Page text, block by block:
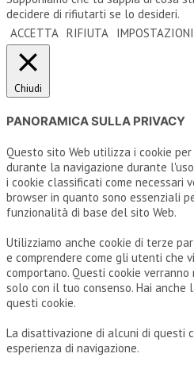
decidere di rifiutarti se lo desideri.
ACCETTA RIFIUTA IMPOSTAZIONI
Chiudi
PANORAMICA SULLA PRIVACY
Questo sito Web utilizza i cookie
durante la navigazione durante
i cookie classificati come necessari
browser in quanto sono essenziali
funzionalità di base del sito Web.
Utilizziamo anche cookie di terze
e comprendere come gli utenti che
comportano. Questi cookie
solo con il tuo consenso. Hai
questi cookie.
La disattivazione di alcuni di questi
esperienza di navigazione.